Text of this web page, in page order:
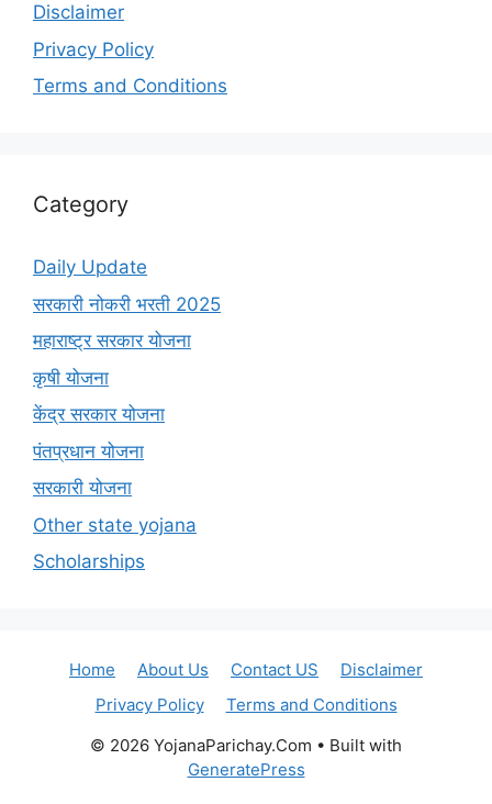
Disclaimer
Privacy Policy
Terms and Conditions
Category
Daily Update
सरकारी नोकरी भरती 2025
महाराष्ट्र सरकार योजना
कृषी योजना
केंद्र सरकार योजना
पंतप्रधान योजना
सरकारी योजना
Other state yojana
Scholarships
Home About Us Contact US
Disclaimer
Privacy Policy
Terms and Conditions
© 2026 YojanaParichay.Com • Built with
GeneratePress